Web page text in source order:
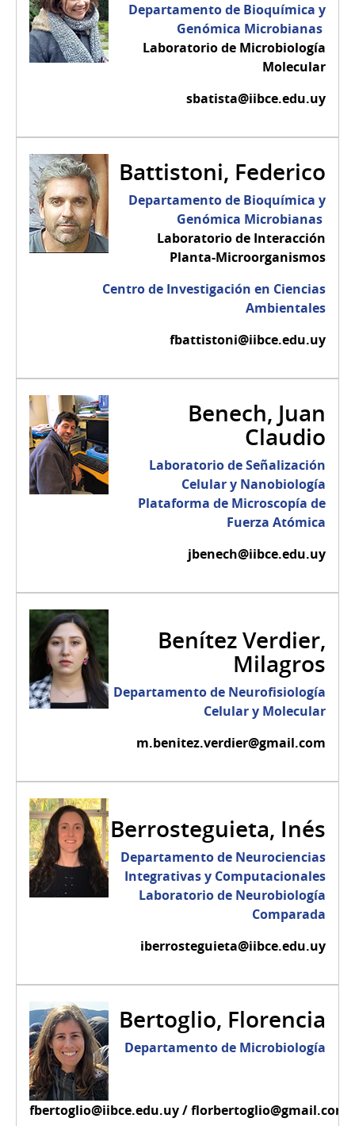
Departamento de Bioquímica y
Genómica Microbianas
Laboratorio de Microbiología
Molecular
sbatista@iibce.edu.uy
Battistoni, Federico
Departamento de Bioquímica y
Genómica Microbianas
Laboratorio de Interacción
Planta-Microorganismos
Centro de Investigación en Ciencias
Ambientales
fbattistoni@iibce.edu.uy
Benech, Juan
Claudio
Laboratorio de Señalización
Celular y Nanobiología
Plataforma de Microscopía de
Fuerza Atómica
jbenech@iibce.edu.uy
Benítez Verdier,
Milagros
Departamento de Neurofisiología
Celular y Molecular
m.benitez.verdier@gmail.com
Berrosteguieta, Inés
Departamento de Neurociencias
Integrativas y Computacionales
Laboratorio de Neurobiología
Comparada
iberrosteguieta@iibce.edu.uy
Bertoglio, Florencia
Departamento de Microbiología
fbertoglio@iibce.edu.uy / florbertoglio@gmail.com